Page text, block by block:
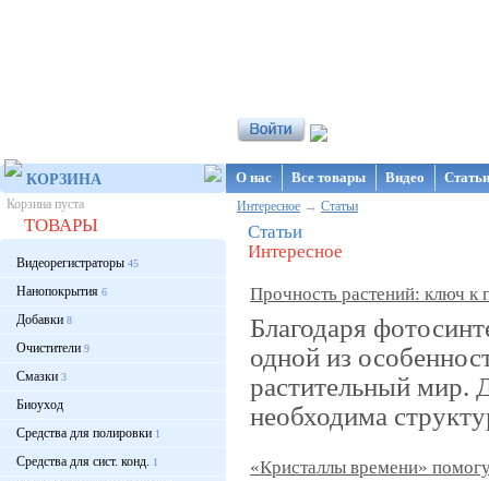
КОРЗИНА
Корзина пуста
ТОВАРЫ
Видеорегистраторы 45
Нанопокрытия 6
Добавки 8
Очистители 9
Смазки 3
Биоуход
Средства для полировки 1
Средства для сист. конд. 1
О нас Все товары Видео
Интересное → Статьи
Статьи
Интересное
Прочность растений: ключ к
Благодаря
одной из
растительный мир.
необходима
«Кристаллы времени»